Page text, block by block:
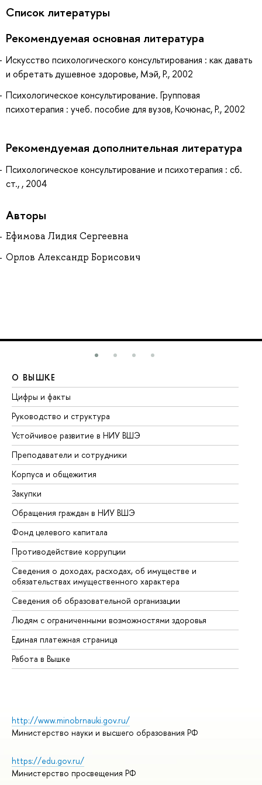
Список литературы
Рекомендуемая основная литература
Искусство психологического консультирования : как давать
и обретать душевное здоровье, Мэй, Р., 2002
Психологическое консультирование. Групповая
психотерапия : учеб. пособие для вузов, Кочюнас, Р., 2002
Рекомендуемая дополнительная литература
Психологическое консультирование и психотерапия : сб.
ст., , 2004
Авторы
Ефимова Лидия Сергеевна
Орлов Александр Борисович
О ВЫШКЕ
Цифры и факты
Руководство и структура
Устойчивое развитие в НИУ ВШЭ
Преподаватели и сотрудники
Корпуса и общежития
Закупки
Обращения граждан в НИУ ВШЭ
Фонд целевого капитала
Противодействие коррупции
Сведения о доходах, расходах, об имуществе и
обязательствах имущественного характера
Сведения об образовательной организации
Людям с ограниченными возможностями здоровья
Единая платежная страница
Работа в Вышке
http://www.minobrnauki.gov.ru/
Министерство науки и высшего образования РФ
https://edu.gov.ru/
Министерство просвещения РФ